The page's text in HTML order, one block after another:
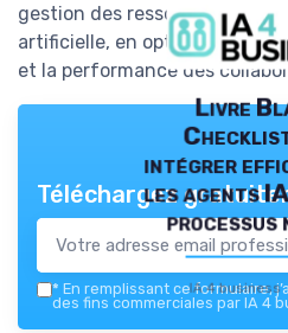
gestion des ressources
artificielle, en optimisant le
et la performance des
Livre
intégrer
les agents
processus
IA 4
Téléchargez
* En remplissant ce formulaire,
des fins commerciales par IA 4